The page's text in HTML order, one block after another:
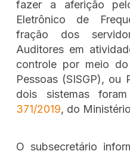
fazer a aferição
Eletrônico de
fração dos
Auditores em
controle por meio
Pessoas (SISGP), ou
dois sistemas
371/2019, do
O subsecretário